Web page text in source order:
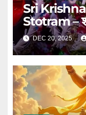
Sri
Stotram –
DEC 20, 2025